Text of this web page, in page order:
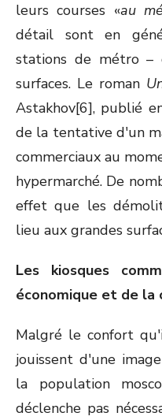
leurs courses «au
détail sont en
stations de métro –
surfaces. Le roman
Astakhov[6], publié
de la tentative d'un
commerciaux au
hypermarché. De
effet que les
lieu aux grandes
Les kiosques
économique et de la
Malgré le confort
jouissent d'une
la population
déclenche pas